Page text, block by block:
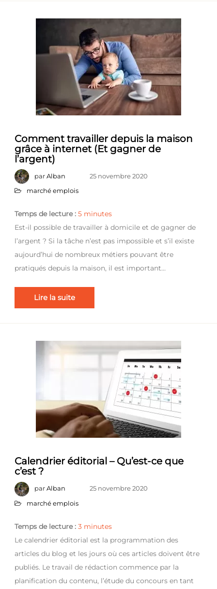
Comment travailler depuis la maison
grâce à internet (Et gagner de
l’argent)
parAlban
25 novembre 2020
marché emplois
Temps de lecture : 5 minutes
Est-il possible de travailler à domicile et de gagner de
l’argent ? Si la tâche n’est pas impossible et s’il existe
aujourd’hui de nombreux métiers pouvant être
pratiqués depuis la maison, il est important…
Lire la suite
Calendrier éditorial – Qu’est-ce que
c’est ?
parAlban
25 novembre 2020
marché emplois
Temps de lecture : 3 minutes
Le calendrier éditorial est la programmation des
articles du blog et les jours où ces articles doivent être
publiés. Le travail de rédaction commence par la
planification du contenu, l’étude du concours en tant